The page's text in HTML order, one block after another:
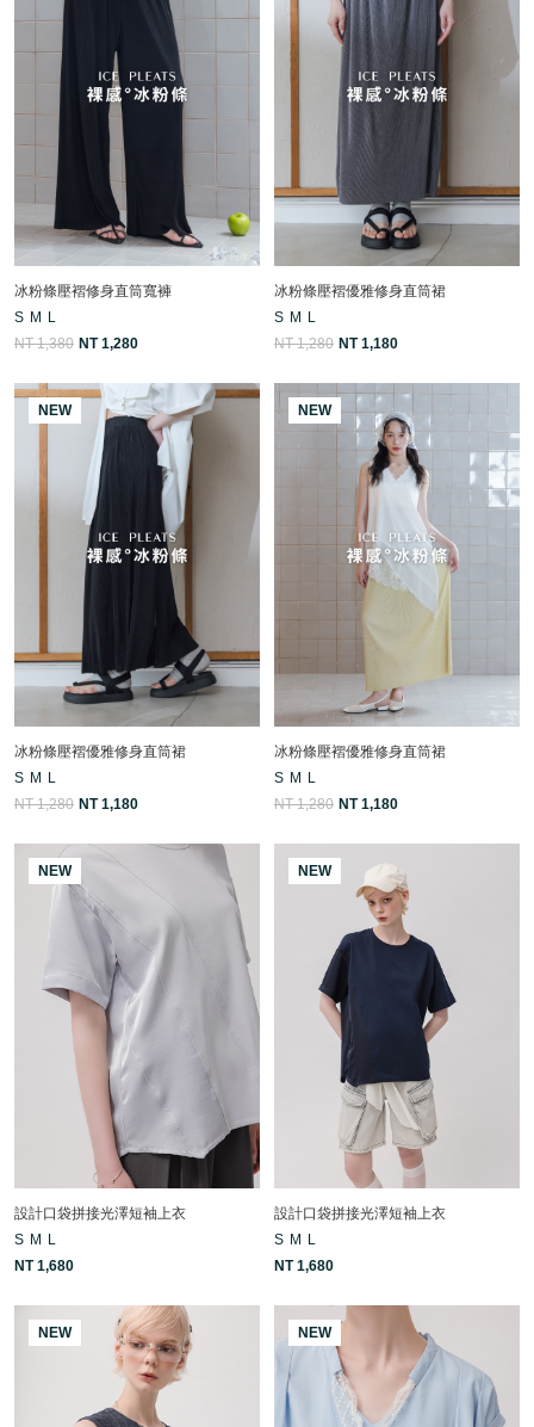
冰粉條壓褶修身直筒寬褲
S M L
NT 1,380 NT 1,280
冰粉條壓褶優雅修身直筒裙
S M L
NT 1,280 NT 1,180
NEW
冰粉條壓褶優雅修身直筒裙
S M
L
NT 1,280 NT 1,180
NEW
冰粉條壓褶優雅修身直筒裙
S M
L
NT 1,280 NT 1,180
NEW
設計口袋拼接光澤短袖上衣
S M L
NT 1,680
NEW
設計口袋拼接光澤短袖上衣
S M L
NT 1,680
NEW NEW